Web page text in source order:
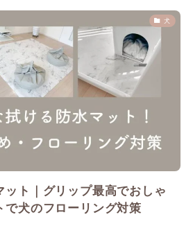
犬
ット｜グリップ最高でおしゃ
で犬のフローリング対策